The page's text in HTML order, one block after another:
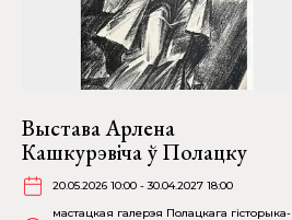
Выстава Арлена
Кашкурэвіча ў Полацку
20.05.2026 10:00 - 30.04.2027 18:00
мастацкая галерэя Полацкага гісторыка-